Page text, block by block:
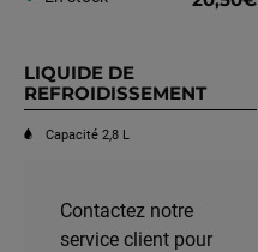
LIQUIDE DE
REFROIDISSEMENT
Capacité 2,8 L
Contactez notre
service client pour